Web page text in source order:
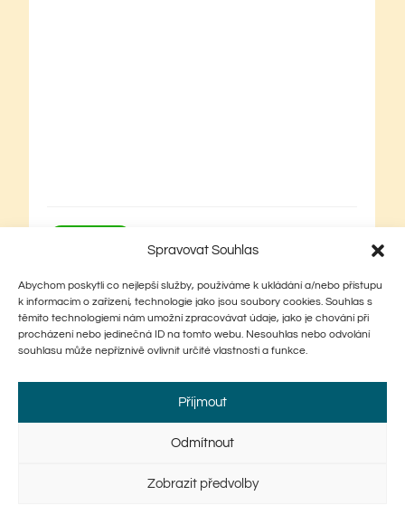
Spravovat Souhlas
Abychom poskytli co nejlepší služby, používáme k ukládání a/nebo přístupu
k informacím o zařízení, technologie jako jsou soubory cookies. Souhlas s
těmito technologiemi nám umožní zpracovávat údaje, jako je chování při
procházení nebo jedinečná ID na tomto webu. Nesouhlas nebo odvolání
souhlasu může nepříznivě ovlivnit určité vlastnosti a funkce.
Příjmout
Odmítnout
Zobrazit předvolby